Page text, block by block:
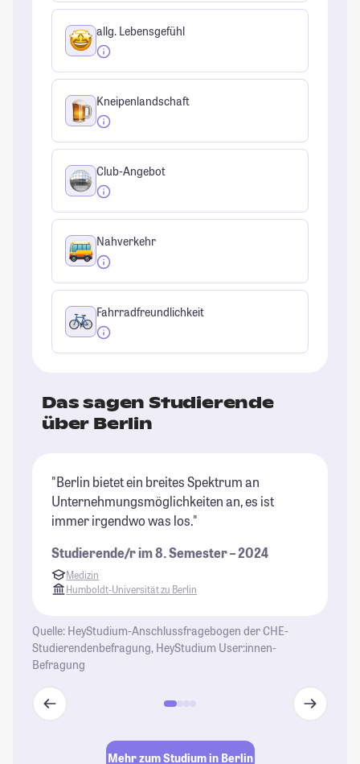
allg. Lebensgefühl
Kneipenlandschaft
Club-Angebot
Nahverkehr
Fahrradfreundlichkeit
Das sagen Studierende
über Berlin
"Berlin bietet ein breites Spektrum an
Unternehmungsmöglichkeiten an, es ist
immer irgendwo was los."
Studierende/r im 8. Semester – 2024
Medizin
Humboldt-Universität zu Berlin
Quelle: HeyStudium-Anschlussfragebogen der CHE-
Studierendenbefragung, HeyStudium User:innen-
Befragung
Mehr zum Studium in Berlin